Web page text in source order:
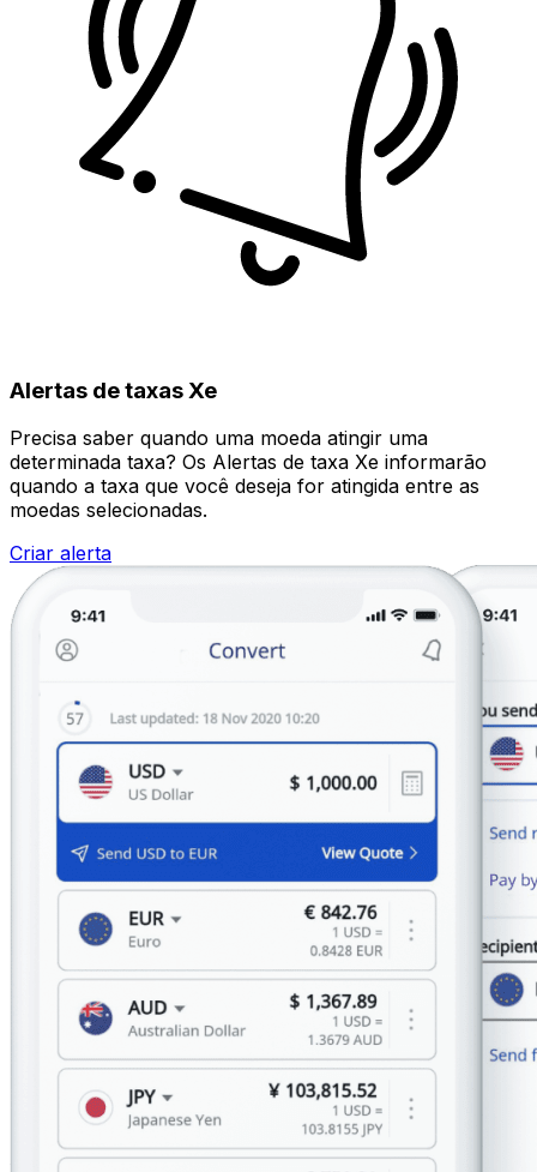
Alertas de taxas Xe
Precisa saber quando uma moeda atingir uma
determinada taxa? Os Alertas de taxa Xe informarão
quando a taxa que você deseja for atingida entre as
moedas selecionadas.
Criar alerta